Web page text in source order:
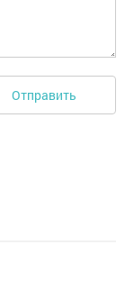
Отправить